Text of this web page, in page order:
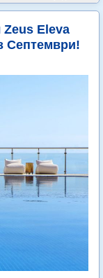
Eleva
Септември!